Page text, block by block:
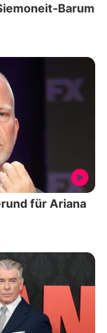
Barum
für Ariana